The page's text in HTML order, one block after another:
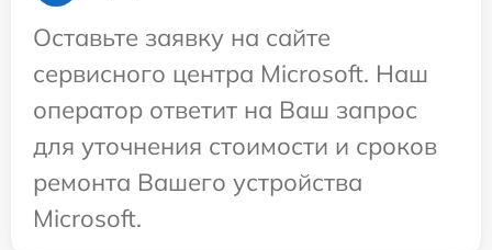
Оставьте заявку на сайте
сервисного центра Microsoft. Наш
оператор ответит на Ваш запрос
для уточнения стоимости и сроков
ремонта Вашего устройства
Microsoft.